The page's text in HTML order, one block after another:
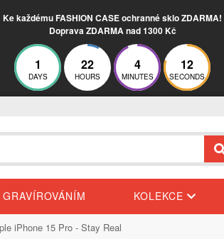
Ke každému FASHION CASE ochranné sklo ZDARMA!
Doprava ZDARMA nad 1300 Kč
1
DAYS
22
HOURS
4
MINUTES
11
SECONDS
KOLEKCE
iPhone 15 Pro - Stay Real